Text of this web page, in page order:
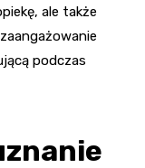
ale także
podczas